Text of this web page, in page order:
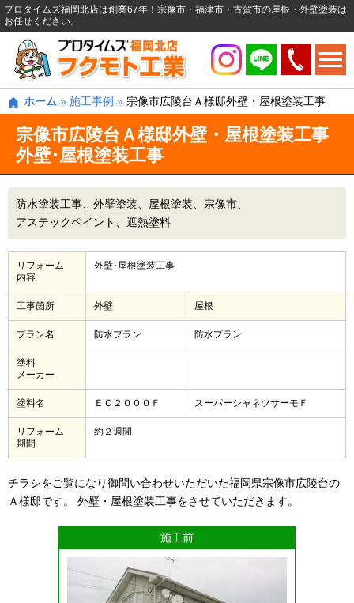
プロタイムズ福岡北店は創業67年！宗像市・福津市・古賀市の屋根・外壁塗装は
お任せください。
ホーム » 施工事例 » 宗像市広陵台Ａ様邸外壁・屋根塗装工事
宗像市広陵台Ａ様邸外壁・屋根塗装工事
外壁･屋根塗装工事
防水塗装工事 外壁塗装 屋根塗装
宗像市
アステックペイント
遮熱塗料
リフォーム
内容
外壁･屋根塗装工事
工事箇所 外壁 屋根
プラン名 防水プラン 防水プラン
塗料
メーカー
塗料名 ＥＣ２０００Ｆ スーパーシャネツサーモＦ
リフォーム
期間
約２週間
チラシをご覧になり御問い合わせいただいた福岡県宗像市広陵台の
Ａ様邸です。 外壁・屋根塗装工事をさせていただきます。
施工前